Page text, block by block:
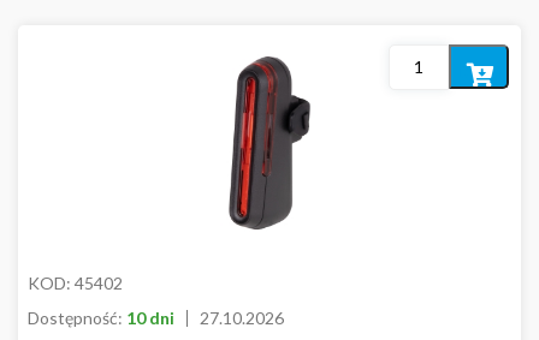
KOD: 45402
Dostępność: 10 dni 27.10.2026
Dodaj